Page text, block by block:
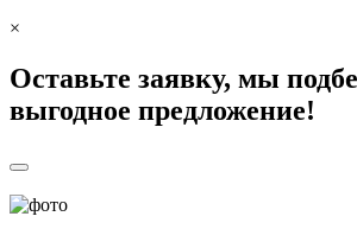
×
Оставьте заявку, мы
выгодное предложение!